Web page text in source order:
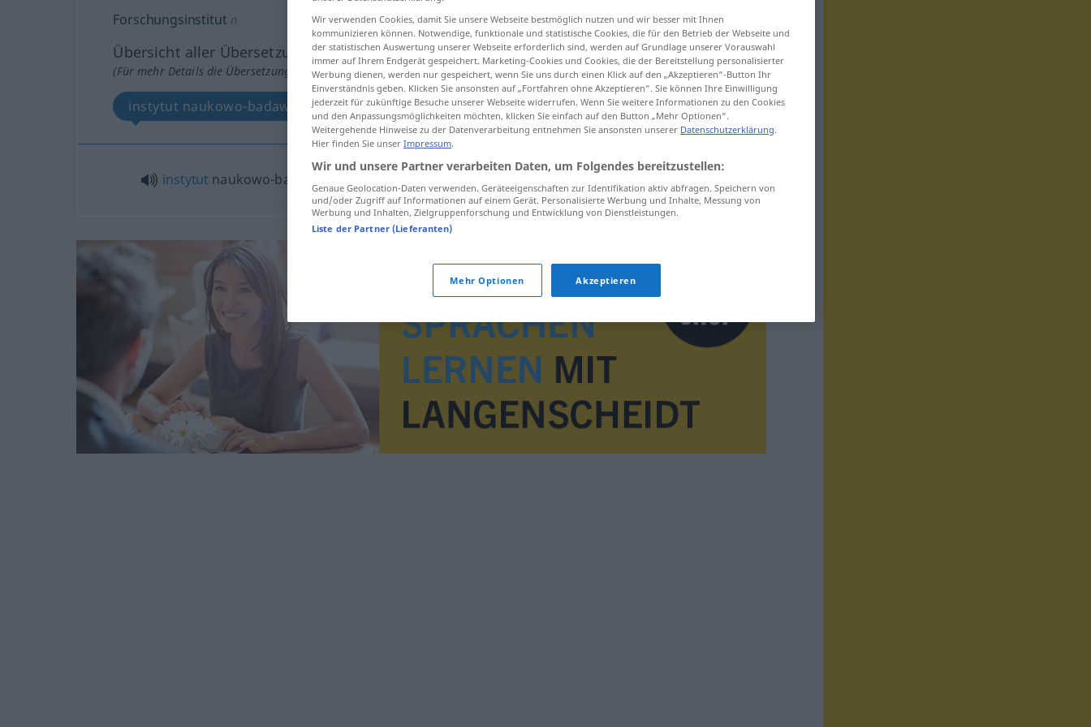
Forschungsinstitut n
Übersicht aller Übersetzungen
(Für mehr Details die Übersetzung anklicken/antippen)
instytut naukowo-badawczy
instytut naukowo-badawczy
Wir verwenden Cookies, damit Sie unsere Webseite bestmöglich nutzen und wir besser mit Ihnen
kommunizieren können. Notwendige, funktionale und statistische Cookies, die für den Betrieb der Webseite und
der statistischen Auswertung unserer Webseite erforderlich sind, werden auf Grundlage unserer Vorauswahl
immer auf Ihrem Endgerät gespeichert. Marketing-Cookies und Cookies, die der Bereitstellung personalisierter
Werbung dienen, werden nur gespeichert, wenn Sie uns durch einen Klick auf den „Akzeptieren“-Button Ihr
Einverständnis geben. Klicken Sie ansonsten auf „Fortfahren ohne Akzeptieren“. Sie können Ihre Einwilligung
jederzeit für zukünftige Besuche unserer Webseite widerrufen. Wenn Sie weitere Informationen zu den Cookies
und den Anpassungsmöglichkeiten möchten, klicken Sie einfach auf den Button „Mehr Optionen“.
Weitergehende Hinweise zu der Datenverarbeitung entnehmen Sie ansonsten unserer Datenschutzerklärung.
Hier finden Sie unser Impressum.
Wir und unsere Partner verarbeiten Daten, um Folgendes bereitzustellen:
Genaue Geolocation-Daten verwenden. Geräteeigenschaften zur Identifikation aktiv abfragen. Speichern von
und/oder Zugriff auf Informationen auf einem Gerät. Personalisierte Werbung und Inhalte, Messung von
Werbung und Inhalten, Zielgruppenforschung und Entwicklung von Dienstleistungen.
Liste der Partner (Lieferanten)
Mehr Optionen Akzeptieren